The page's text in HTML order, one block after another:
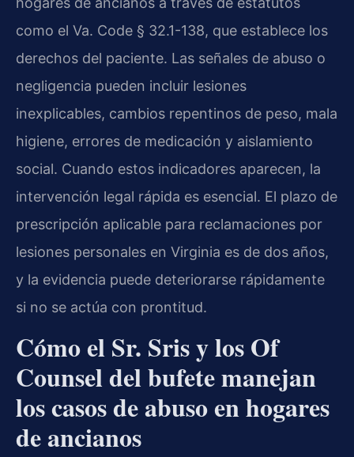
como el Va. Code § 32.1-138, que establece los
derechos del paciente. Las señales de abuso o
negligencia pueden incluir lesiones
inexplicables, cambios repentinos de peso, mala
higiene, errores de medicación y aislamiento
social. Cuando estos indicadores aparecen, la
intervención legal rápida es esencial. El plazo de
prescripción aplicable para reclamaciones por
lesiones personales en Virginia es de dos años,
y la evidencia puede deteriorarse rápidamente
si no se actúa con prontitud.
Cómo el Sr. Sris y los Of
Counsel del bufete manejan
los casos de abuso en hogares
de ancianos